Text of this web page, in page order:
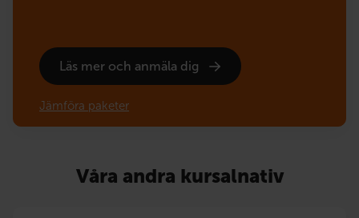
Läs mer och anmäla dig
Jämföra paketer
Våra andra kursalnativ